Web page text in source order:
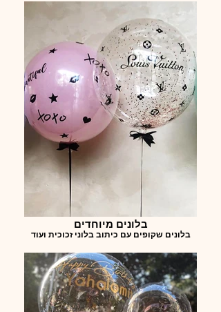
בלונים מיוחדים
בלונים שקופים עם כיתוב בלוני זכוכית ועוד